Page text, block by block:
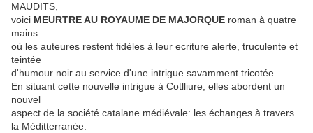
MAUDITS,
voici MEURTRE AU ROYAUME DE MAJORQUE roman à quatre
mains
où les auteures restent fidèles à leur ecriture alerte, truculente et
teintée
d'humour noir au service d'une intrigue savamment tricotée.
En situant cette nouvelle intrigue à Cotlliure, elles abordent un
nouvel
aspect de la société catalane médiévale: les échanges à travers
la Méditterranée.